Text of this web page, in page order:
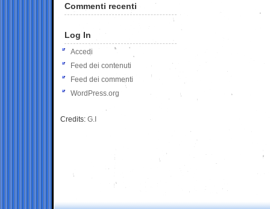
Commenti recenti
Log In
Accedi
Feed dei contenuti
Feed dei commenti
WordPress.org
Credits: G.I